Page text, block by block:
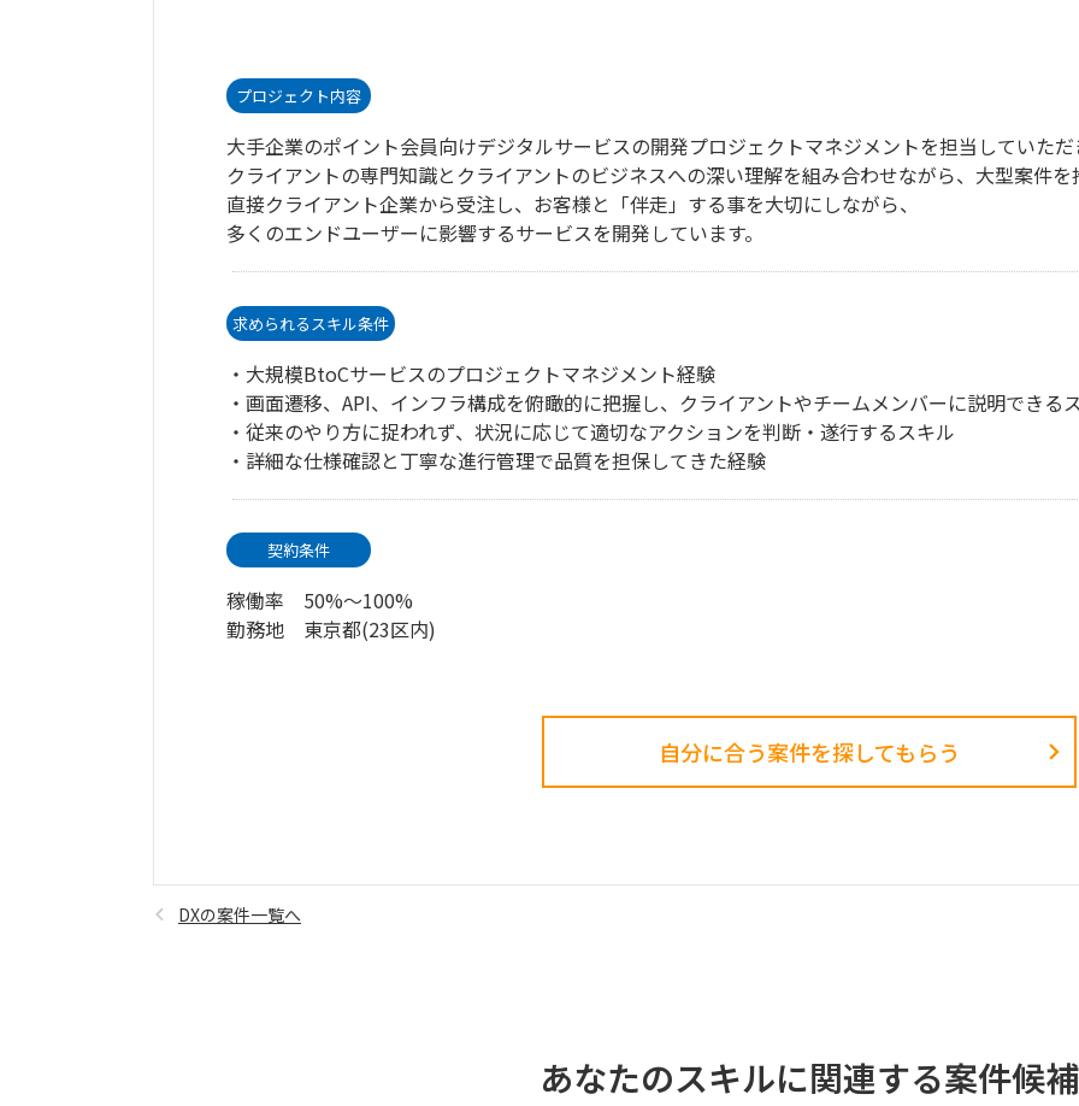
プロジェクト内容
大手企業のポイント会員向けデジタルサービスの開発プロジェクトマネジメントを担当していただ
クライアントの専門知識とクライアントのビジネスへの深い理解を組み合わせながら、大型案件を
直接クライアント企業から受注し、お客様と「伴走」する事を大切にしながら、
多くのエンドユーザーに影響するサービスを開発しています。
求められるスキル条件
・大規模BtoCサービスのプロジェクトマネジメント経験
・画面遷移、API、インフラ構成を俯瞰的に把握し、クライアントやチームメンバーに説明できる
・従来のやり方に捉われず、状況に応じて適切なアクションを判断・遂行するスキル
・詳細な仕様確認と丁寧な進行管理で品質を担保してきた経験
契約条件
稼働率 50%～100%
勤務地 東京都(23区内)
自分に合う案件を探してもらう​
DXの案件一覧へ
あなたのスキルに関連する案件候補